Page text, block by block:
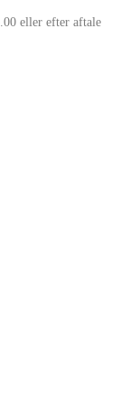
eller efter aftale